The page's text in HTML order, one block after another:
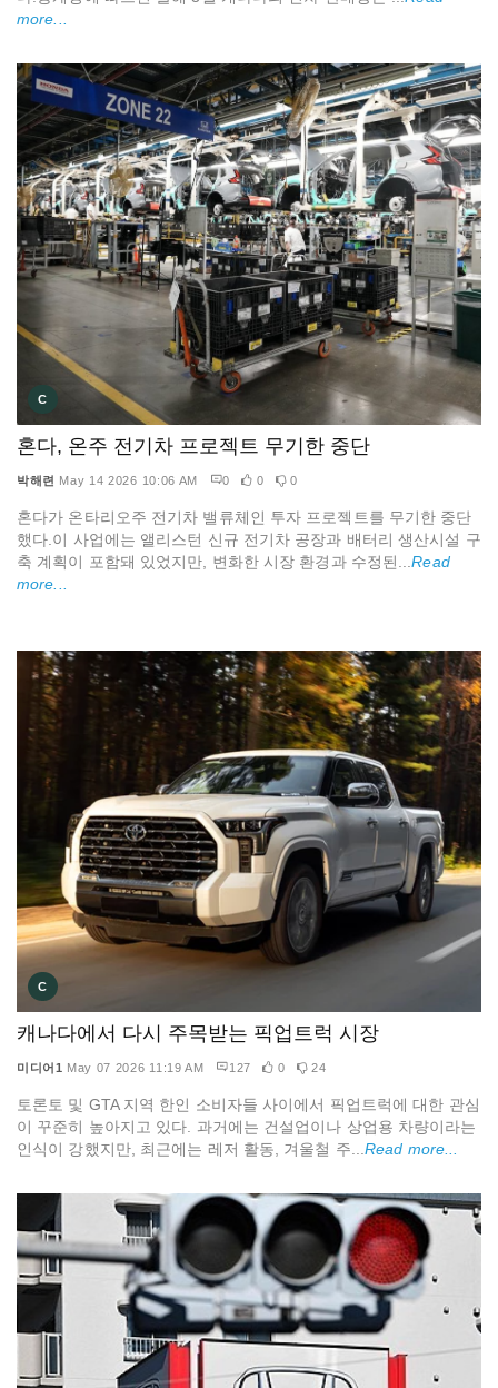
more...
C
혼다, 온주 전기차 프로젝트 무기한 중단
박해련 May 14 2026 10:06 AM 0 0 0
혼다가 온타리오주 전기차 밸류체인 투자 프로젝트를 무기한 중단
했다.이 사업에는 앨리스턴 신규 전기차 공장과 배터리 생산시설 구
축 계획이 포함돼 있었지만, 변화한 시장 환경과 수정된...Read
more...
C
캐나다에서 다시 주목받는 픽업트럭 시장
미디어1 May 07 2026 11:19 AM 127 0 24
토론토 및 GTA 지역 한인 소비자들 사이에서 픽업트럭에 대한 관심
이 꾸준히 높아지고 있다. 과거에는 건설업이나 상업용 차량이라는
인식이 강했지만, 최근에는 레저 활동, 겨울철 주... Read more...